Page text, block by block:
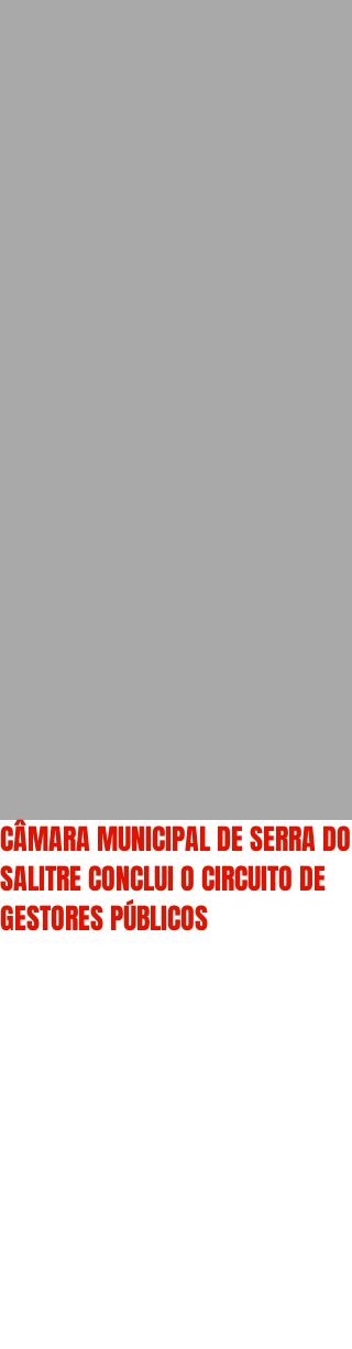
CÂMARA MUNICIPAL DE SERRA DO
SALITRE CONCLUI O CIRCUITO DE
GESTORES PÚBLICOS